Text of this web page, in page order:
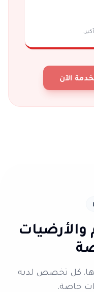
الآن
كل تخصص لديه
خاصة.